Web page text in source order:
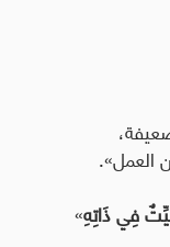
العمل».
فِي ذَاتِهِ»